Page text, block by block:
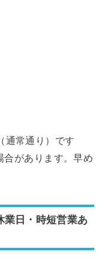
通常通り）です
合があります。早め
業日・時短営業あ